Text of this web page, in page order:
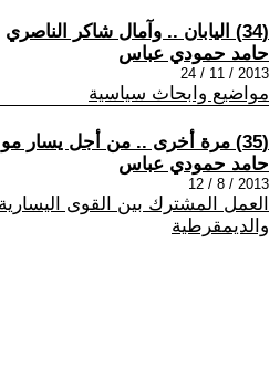
(34) اليابان .. وآمال شاكر الناصري
حامد حمودي عباس
2013 / 11 / 24
مواضيع وابحاث سياسية
(35) مرة أخرى .. من أجل يسار موحد .
حامد حمودي عباس
2013 / 8 / 12
العمل المشترك بين القوى اليسارية
والديمقرطية